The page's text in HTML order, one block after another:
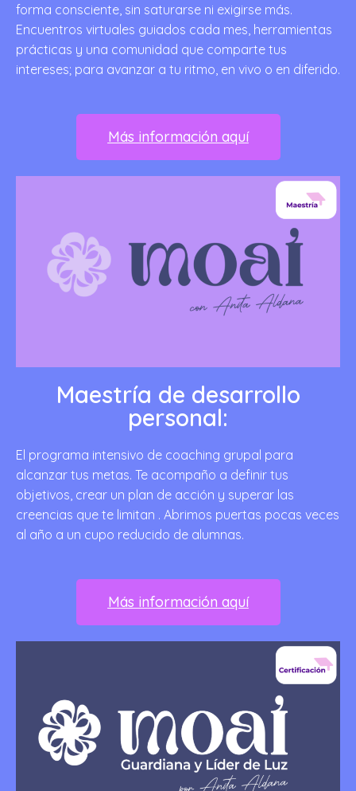
forma consciente, sin saturarse ni exigirse más.
Encuentros virtuales guiados cada mes, herramientas
prácticas y una comunidad que comparte tus
intereses; para avanzar a tu ritmo, en vivo o en diferido.
Más información aquí
Maestría de desarrollo
personal:
El programa intensivo de coaching grupal para
alcanzar tus metas. Te acompaño a definir tus
objetivos, crear un plan de acción y superar las
creencias que te limitan . Abrimos puertas pocas veces
al año a un cupo reducido de alumnas.
Más información aquí